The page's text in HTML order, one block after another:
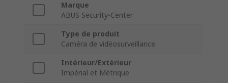
Marque
ABUS Security-Center
Type de produit
Caméra de vidéosurveillance
Intérieur/Extérieur
Impérial et Métrique